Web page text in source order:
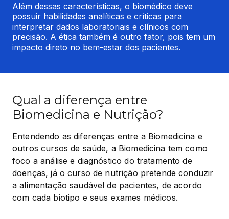
Além dessas características, o biomédico deve
possuir habilidades analíticas e críticas para
interpretar dados laboratoriais e clínicos com
precisão. A ética também é outro fator, pois tem um
impacto direto no bem-estar dos pacientes.
Qual a diferença entre
Biomedicina e Nutrição?
Entendendo as diferenças entre a Biomedicina e
outros cursos de saúde, a Biomedicina tem como
foco a análise e diagnóstico do tratamento de
doenças, já o curso de nutrição pretende conduzir
a alimentação saudável de pacientes, de acordo
com cada biotipo e seus exames médicos.